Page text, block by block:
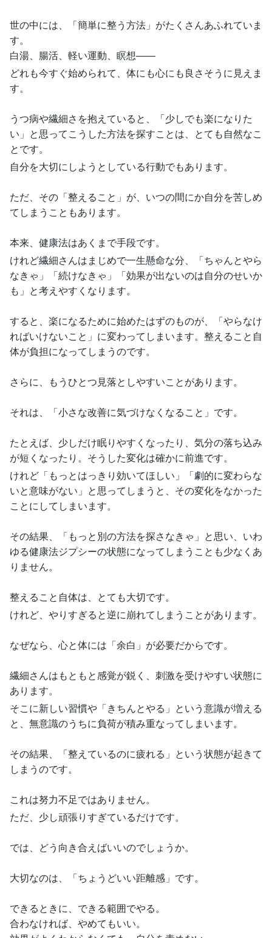
世の中には、「簡単に整う方法」がたくさんあふれていま
す。
白湯、腸活、軽い運動、瞑想――
どれも今すぐ始められて、体にも心にも良さそうに見えま
す。
うつ病や繊細さを抱えていると、「少しでも楽になりた
い」と思ってこうした方法を探すことは、とても自然なこ
とです。
自分を大切にしようとしている行動でもあります。
ただ、その「整えること」が、いつの間にか自分を苦しめ
てしまうこともあります。
本来、健康法はあくまで手段です。
けれど繊細さんはまじめで一生懸命な分、「ちゃんとやら
なきゃ」「続けなきゃ」「効果が出ないのは自分のせいか
も」と考えやすくなります。
すると、楽になるために始めたはずのものが、「やらなけ
ればいけないこと」に変わってしまいます。整えること自
体が負担になってしまうのです。
さらに、もうひとつ見落としやすいことがあります。
それは、「小さな改善に気づけなくなること」です。
たとえば、少しだけ眠りやすくなったり、気分の落ち込み
が短くなったり。そうした変化は確かに前進です。
けれど「もっとはっきり効いてほしい」「劇的に変わらな
いと意味がない」と思ってしまうと、その変化をなかった
ことにしてしまいます。
その結果、「もっと別の方法を探さなきゃ」と思い、いわ
ゆる健康法ジプシーの状態になってしまうことも少なくあ
りません。
整えること自体は、とても大切です。
けれど、やりすぎると逆に崩れてしまうことがあります。
なぜなら、心と体には「余白」が必要だからです。
繊細さんはもともと感覚が鋭く、刺激を受けやすい状態に
あります。
そこに新しい習慣や「きちんとやる」という意識が増える
と、無意識のうちに負荷が積み重なってしまいます。
その結果、「整えているのに疲れる」という状態が起きて
しまうのです。
これは努力不足ではありません。
ただ、少し頑張りすぎているだけです。
では、どう向き合えばいいのでしょうか。
大切なのは、「ちょうどいい距離感」です。
できるときに、できる範囲でやる。
合わなければ、やめてもいい。